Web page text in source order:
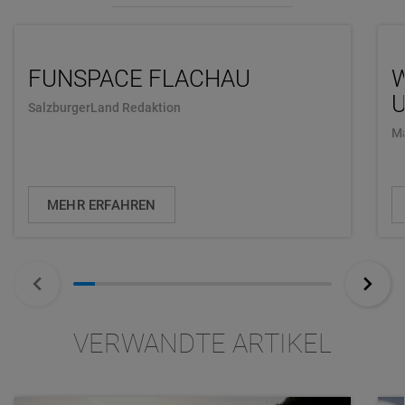
FUNSPACE FLACHAU
SalzburgerLand Redaktion
MEHR ERFAHREN
VERWANDTE ARTIKEL